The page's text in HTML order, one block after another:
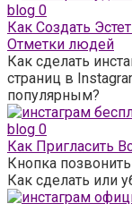
blog 0
Как Создать
Отметки людей
Как сделать
страниц в
популярным?
blog 0
Как Пригласить
Кнопка
Как сделать или